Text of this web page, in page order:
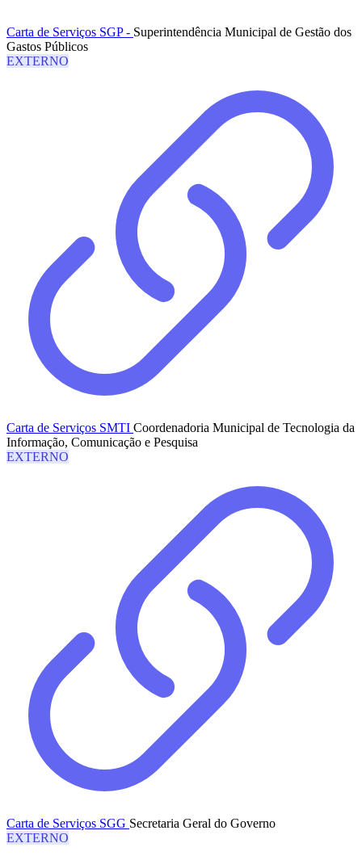
Carta de Serviços SGP - Superintendência Municipal de Gestão dos
Gastos Públicos
EXTERNO
Carta de Serviços SMTI Coordenadoria Municipal de Tecnologia da
Informação, Comunicação e Pesquisa
EXTERNO
Carta de Serviços SGG Secretaria Geral do Governo
EXTERNO